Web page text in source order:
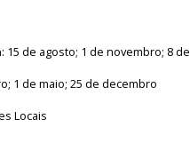
de agosto; 1 de novembro; 8 de
1 de maio; 25 de decembro
Locais